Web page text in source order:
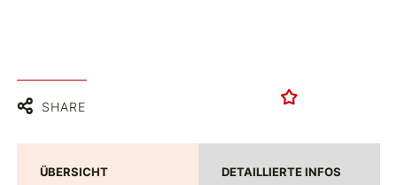
SHARE
ÜBERSICHT DETAILLIERTE INFOS